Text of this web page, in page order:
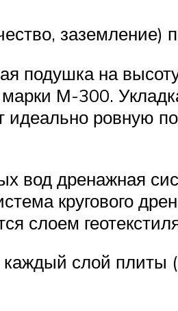
заземление)
подушка на
М-300.
ровную
вод дренажная
кругового
слоем
слой плиты